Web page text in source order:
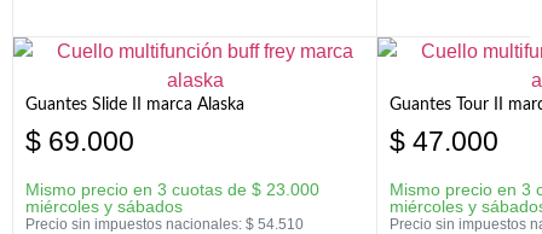
Guantes Slide II marca Alaska
$ 69.000
Mismo precio en 3 cuotas de $ 23.000
miércoles y sábados
Precio sin impuestos nacionales: $ 54.510
Guantes Tour II
$ 47.000
Mismo precio en 3
miércoles y
Precio sin impuestos